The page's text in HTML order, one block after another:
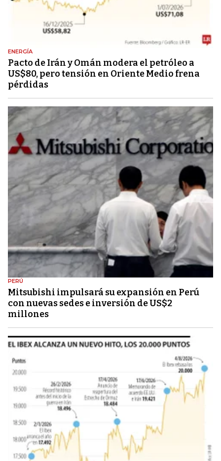
ENERGÍA
Pacto de Irán y Omán modera el petróleo a
US$80, pero tensión en Oriente Medio frena
pérdidas
PERÚ
Mitsubishi impulsará su expansión en Perú
con nuevas sedes e inversión de US$2
millones